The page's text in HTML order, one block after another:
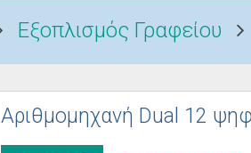
Εξοπλισμός Γραφείου
Αριθμομηχανή Dual 12